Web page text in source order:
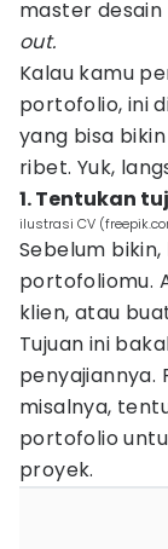
master
out.
Kalau kamu
portofolio, ini
yang bisa
ribet. Yuk,
1. Tentukan
ilustrasi CV
Sebelum
portofoliomu.
klien, atau
Tujuan ini
penyajiannya.
misalnya,
portofolio
proyek.